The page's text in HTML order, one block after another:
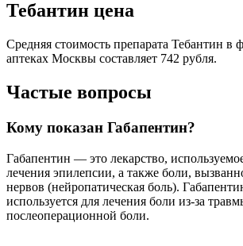
Тебантин цена
Средняя стоимость препарата Тебантин в
аптеках Москвы составляет 742 рубля.
Частые вопросы
Кому показан Габапентин?
Габапентин — это лекарство,
лечения эпилепсии, а также боли,
нервов (нейропатическая боль).
используется для лечения боли из-за
послеоперационной боли.